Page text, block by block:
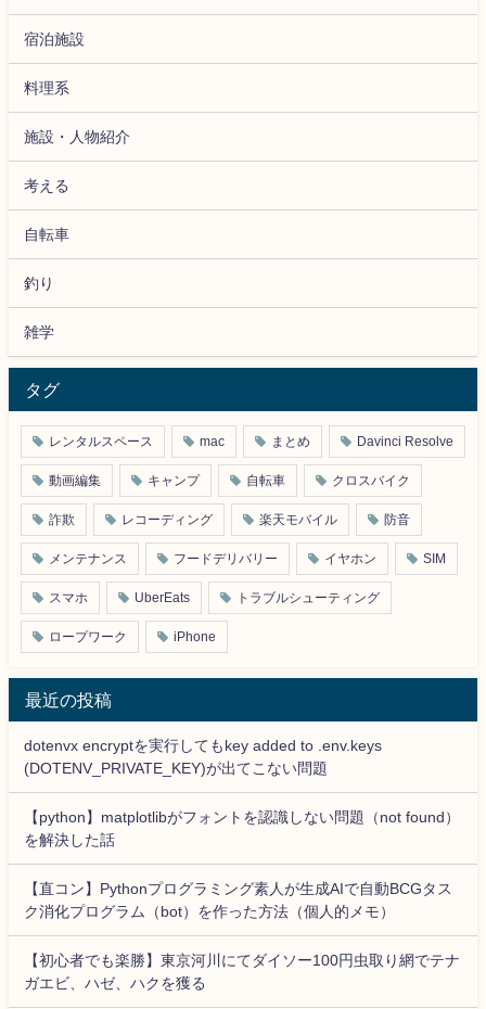
宿泊施設
料理系
施設・人物紹介
考える
自転車
釣り
雑学
タグ
レンタルスペース mac まとめ Davinci Resolve
動画編集 キャンプ 自転車 クロスバイク
詐欺 レコーディング 楽天モバイル 防音
メンテナンス フードデリバリー イヤホン SIM
スマホ UberEats トラブルシューティング
ロープワーク iPhone
最近の投稿
dotenvx encryptを実行してもkey added to .env.keys
(DOTENV_PRIVATE_KEY)が出てこない問題
【python】matplotlibがフォントを認識しない問題（not found）
を解決した話
【直コン】Pythonプログラミング素人が生成AIで自動BCGタス
ク消化プログラム（bot）を作った方法（個人的メモ）
【初心者でも楽勝】東京河川にてダイソー100円虫取り網でテナ
ガエビ、ハゼ、ハクを獲る